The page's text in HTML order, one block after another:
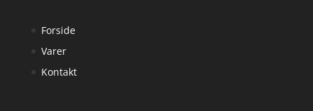
Forside
Varer
Kontakt